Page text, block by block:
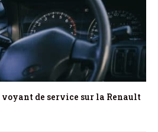
de service sur la Renault